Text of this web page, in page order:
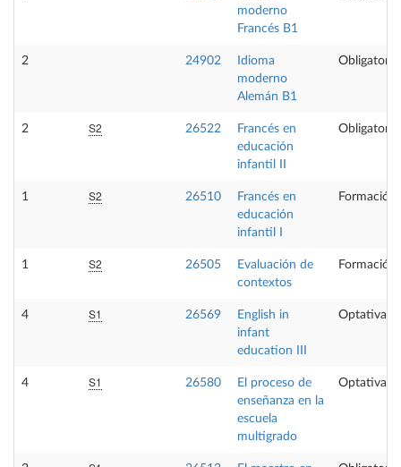
moderno
Francés B1
2 24902
Idioma
moderno
Alemán B1
Obligatoria
2 S2 26522
Francés en
educación
infantil II
Obligatoria
1 S2 26510
Francés en
educación
infantil I
Formación
1 S2 26505
Evaluación de
contextos
Formación
4 S1 26569
English in
infant
education III
Optativa
4 S1 26580
El proceso de
enseñanza en la
escuela
multigrado
Optativa